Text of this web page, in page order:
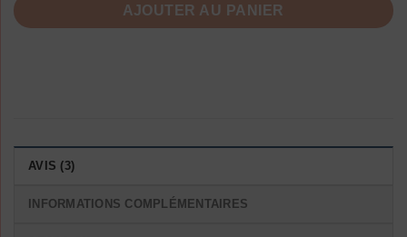
AJOUTER AU PANIER
AVIS (3)
INFORMATIONS COMPLÉMENTAIRES